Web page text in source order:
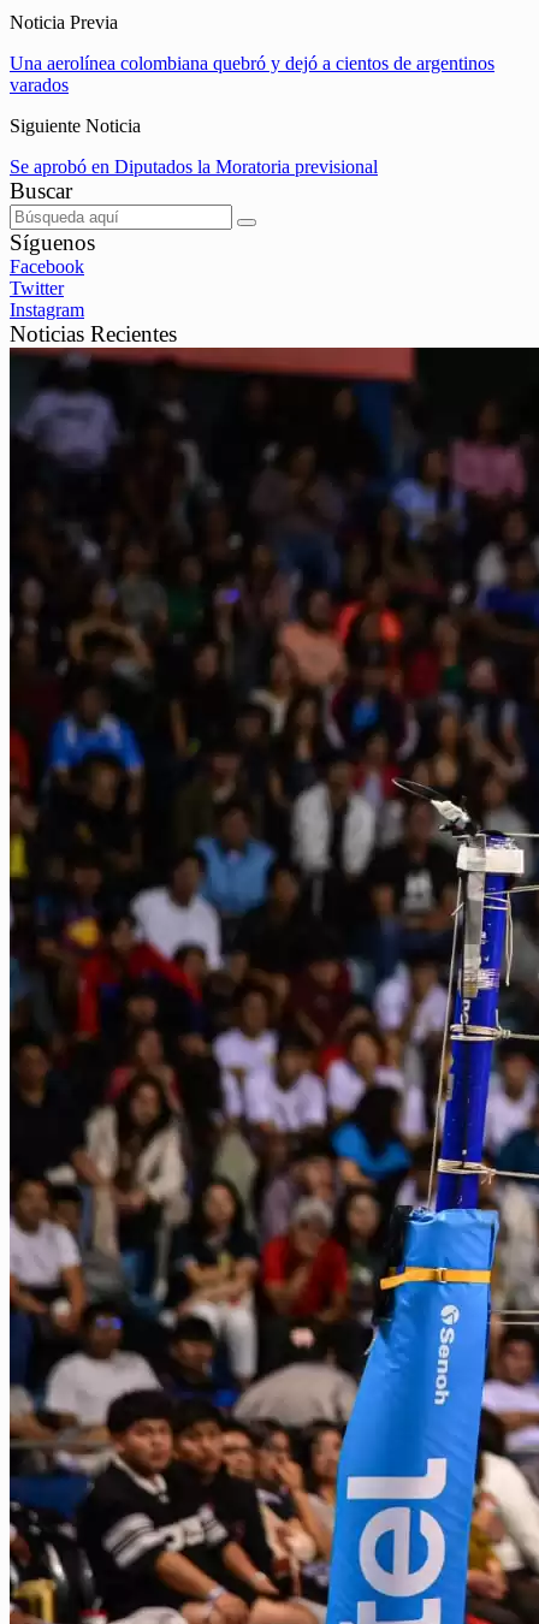
Noticia Previa
Una aerolínea colombiana quebró y dejó a cientos de argentinos
varados
Siguiente Noticia
Se aprobó en Diputados la Moratoria previsional
Buscar
Síguenos
Facebook
Twitter
Instagram
Noticias Recientes